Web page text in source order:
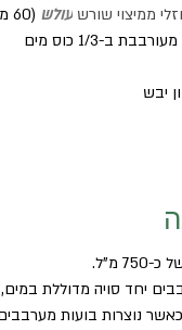
ממיצוי שורש עולש (60 מ"ל)- "
מ"ל.
יחד סויה מדוללת
נוצרות בועות